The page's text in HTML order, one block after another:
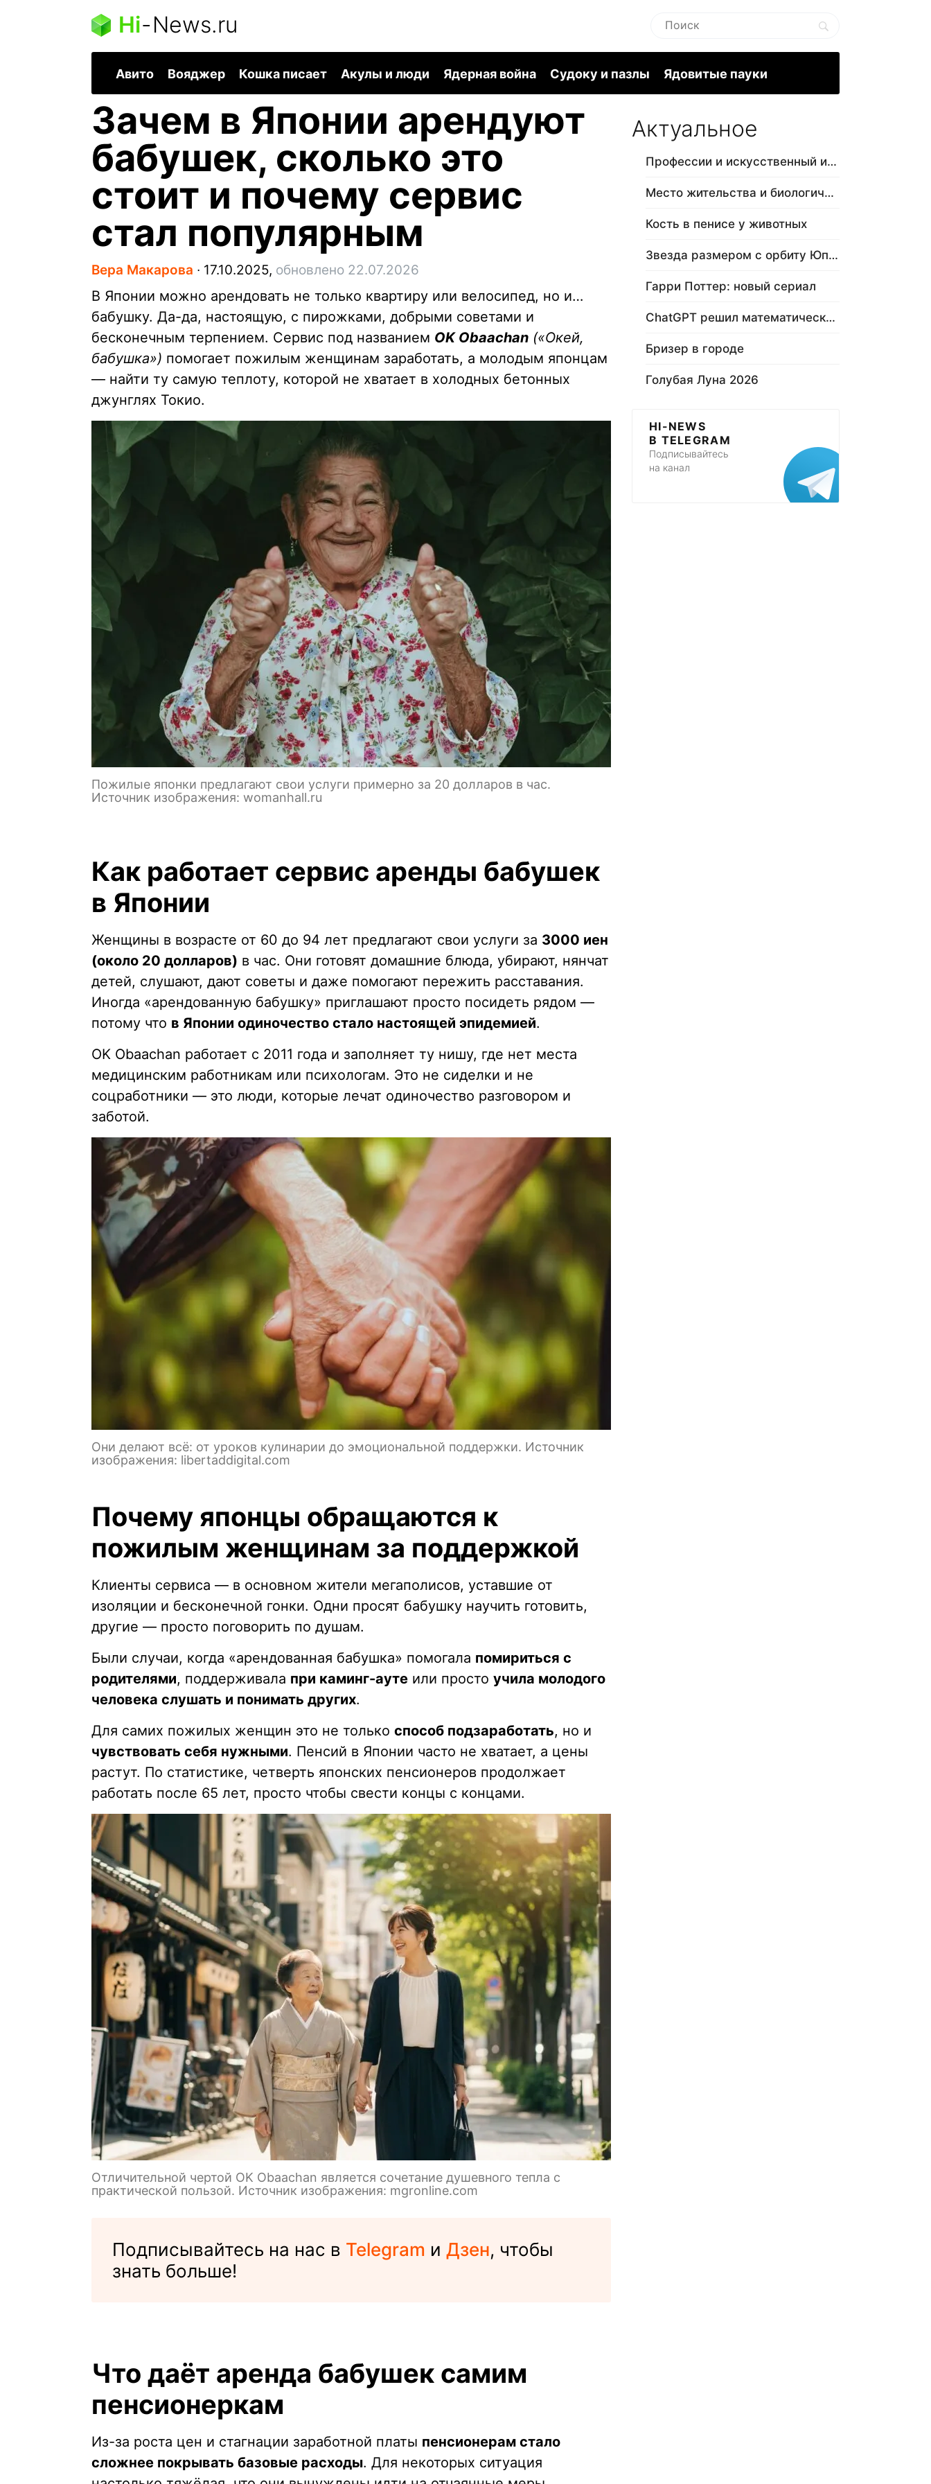
Hi-News.ru
Авито Вояджер Кошка писает Акулы и люди Ядерная война Судоку и пазлы Ядовитые пауки
Зачем в Японии арендуют
бабушек, сколько это
стоит и почему сервис
стал популярным
Вера Макарова ∙ 17.10.2025, обновлено 22.07.2026
В Японии можно арендовать не только квартиру или велосипед, но и…
бабушку. Да-да, настоящую, с пирожками, добрыми советами и
бесконечным терпением. Сервис под названием OK Obaachan («Окей,
бабушка») помогает пожилым женщинам заработать, а молодым японцам
— найти ту самую теплоту, которой не хватает в холодных бетонных
джунглях Токио.
Пожилые японки предлагают свои услуги примерно за 20 долларов в час.
Источник изображения: womanhall.ru
Как работает сервис аренды бабушек
в Японии
Женщины в возрасте от 60 до 94 лет предлагают свои услуги за 3000 иен
(около 20 долларов) в час. Они готовят домашние блюда, убирают, нянчат
детей, слушают, дают советы и даже помогают пережить расставания.
Иногда «арендованную бабушку» приглашают просто посидеть рядом —
потому что в Японии одиночество стало настоящей эпидемией.
OK Obaachan работает с 2011 года и заполняет ту нишу, где нет места
медицинским работникам или психологам. Это не сиделки и не
соцработники — это люди, которые лечат одиночество разговором и
заботой.
Они делают всё: от уроков кулинарии до эмоциональной поддержки. Источник
изображения: libertaddigital.com
Почему японцы обращаются к
пожилым женщинам за поддержкой
Клиенты сервиса — в основном жители мегаполисов, уставшие от
изоляции и бесконечной гонки. Одни просят бабушку научить готовить,
другие — просто поговорить по душам.
Были случаи, когда «арендованная бабушка» помогала помириться с
родителями, поддерживала при каминг-ауте или просто учила молодого
человека слушать и понимать других.
Для самих пожилых женщин это не только способ подзаработать, но и
чувствовать себя нужными. Пенсий в Японии часто не хватает, а цены
растут. По статистике, четверть японских пенсионеров продолжает
работать после 65 лет, просто чтобы свести концы с концами.
Отличительной чертой OK Obaachan является сочетание душевного тепла с
практической пользой. Источник изображения: mgronline.com
Подписывайтесь на нас в Telegram и Дзен, чтобы
знать больше!
Что даёт аренда бабушек самим
пенсионеркам
Из-за роста цен и стагнации заработной платы пенсионерам стало
сложнее покрывать базовые расходы. Для некоторых ситуация
Актуальное
Профессии и искусственный интеллект
Место жительства и биологический в…
Кость в пенисе у животных
Звезда размером с орбиту Юпитера
Гарри Поттер: новый сериал
ChatGPT решил математическую задачу
Бризер в городе
Голубая Луна 2026
HI-NEWS
В TELEGRAM
Подписывайтесь
на канал